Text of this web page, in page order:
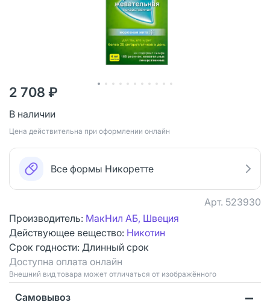
2 708 ₽
В наличии
Цена действительна при оформлении онлайн
Все формы Никоретте
Арт. 523930
Производитель: МакНил АБ, Швеция
Действующее вещество: Никотин
Срок годности: Длинный срок
Доступна оплата онлайн
Bнешний вид товара может отличаться от изображённого
Самовывоз